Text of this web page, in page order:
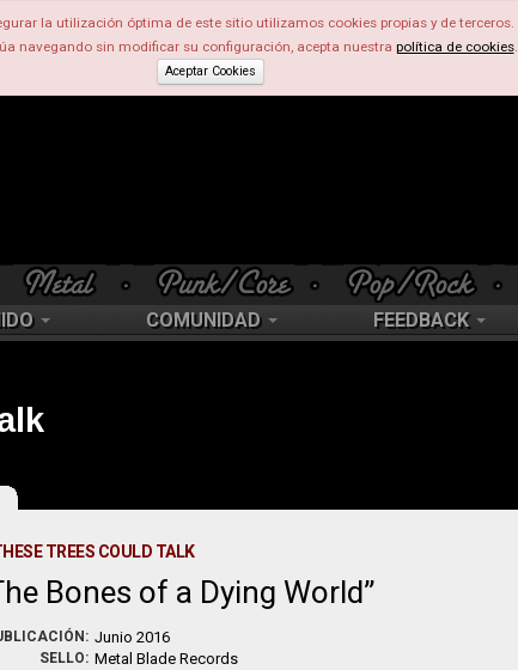
la utilización óptima de este sitio utilizamos cookies propias y de terceros.
navegando sin modificar su configuración, acepta nuestra política de cookies.
Aceptar Cookies
COMUNIDAD FEEDBACK
TREES COULD TALK
Bones of a Dying World
Junio 2016
SELLO: Metal Blade Records